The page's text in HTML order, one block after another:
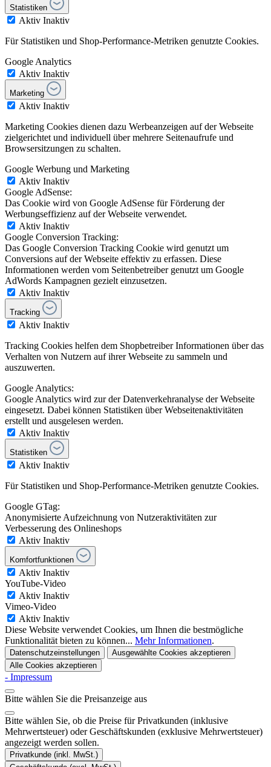
Statistiken
Aktiv Inaktiv
Für Statistiken und Shop-Performance-Metriken genutzte Cookies.
Google Analytics
Aktiv Inaktiv
Marketing
Aktiv Inaktiv
Marketing Cookies dienen dazu Werbeanzeigen auf der Webseite
zielgerichtet und individuell über mehrere Seitenaufrufe und
Browsersitzungen zu schalten.
Google Werbung und Marketing
Aktiv Inaktiv
Google AdSense:
Das Cookie wird von Google AdSense für Förderung der
Werbungseffizienz auf der Webseite verwendet.
Aktiv Inaktiv
Google Conversion Tracking:
Das Google Conversion Tracking Cookie wird genutzt um
Conversions auf der Webseite effektiv zu erfassen. Diese
Informationen werden vom Seitenbetreiber genutzt um Google
AdWords Kampagnen gezielt einzusetzen.
Aktiv Inaktiv
Tracking
Aktiv Inaktiv
Tracking Cookies helfen dem Shopbetreiber Informationen über das
Verhalten von Nutzern auf ihrer Webseite zu sammeln und
auszuwerten.
Google Analytics:
Google Analytics wird zur der Datenverkehranalyse der Webseite
eingesetzt. Dabei können Statistiken über Webseitenaktivitäten
erstellt und ausgelesen werden.
Aktiv Inaktiv
Statistiken
Aktiv Inaktiv
Für Statistiken und Shop-Performance-Metriken genutzte Cookies.
Google GTag:
Anonymisierte Aufzeichnung von Nutzeraktivitäten zur
Verbesserung des Onlineshops
Aktiv Inaktiv
Komfortfunktionen
Aktiv Inaktiv
YouTube-Video
Aktiv Inaktiv
Vimeo-Video
Aktiv Inaktiv
Diese Website verwendet Cookies, um Ihnen die bestmögliche
Funktionalität bieten zu können... Mehr Informationen.
Datenschutzeinstellungen
Ausgewählte Cookies akzeptieren
Alle Cookies akzeptieren
- Impressum
Bitte wählen Sie die Preisanzeige aus
Bitte wählen Sie, ob die Preise für Privatkunden (inklusive
Mehrwertsteuer) oder Geschäftskunden (exklusive Mehrwertsteuer)
angezeigt werden sollen.
Privatkunde (inkl. MwSt.)